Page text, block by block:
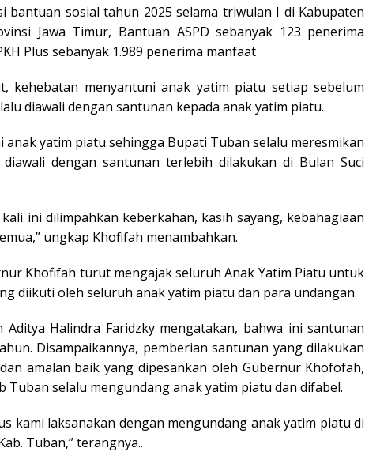
bantuan sosial tahun 2025 selama triwulan I di Kabupaten
Jawa Timur, Bantuan ASPD sebanyak 123 penerima
Plus sebanyak 1.989 penerima manfaat
kehebatan menyantuni anak yatim piatu setiap sebelum
diawali dengan santunan kepada anak yatim piatu.
anak yatim piatu sehingga Bupati Tuban selalu meresmikan
dengan santunan terlebih dilakukan di Bulan Suci
ini dilimpahkan keberkahan, kasih sayang, kebahagiaan
ungkap Khofifah menambahkan.
Khofifah turut mengajak seluruh Anak Yatim Piatu untuk
diikuti oleh seluruh anak yatim piatu dan para undangan.
Halindra Faridzky mengatakan, bahwa ini santunan
Disampaikannya, pemberian santunan yang dilakukan
amalan baik yang dipesankan oleh Gubernur Khofofah,
Tuban selalu mengundang anak yatim piatu dan difabel.
kami laksanakan dengan mengundang anak yatim piatu di
Tuban,” terangnya..